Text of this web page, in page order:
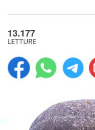
13.177
LETTURE